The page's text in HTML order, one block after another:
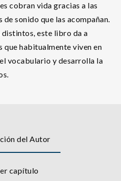
cobran vida gracias a las
sonido que las acompañan.
este libro da a
que habitualmente viven en
vocabulario y desarrolla la
del Autor
capítulo